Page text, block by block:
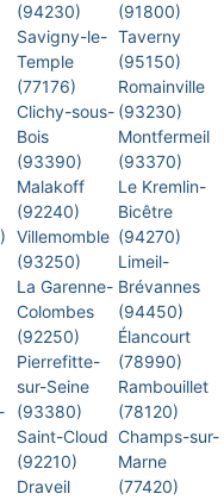
(94230)
Savigny-le-
Temple
(77176)
Clichy-sous-
Bois
(93390)
Malakoff
(92240)
Villemomble
(93250)
La Garenne-
Colombes
(92250)
Pierrefitte-
sur-Seine
(93380)
Saint-Cloud
(92210)
Draveil
(91800)
Taverny
(95150)
Romainville
(93230)
Montfermeil
(93370)
Le Kremlin-
Bicêtre
(94270)
Limeil-
Brévannes
(94450)
Élancourt
(78990)
Rambouillet
(78120)
Champs-sur-
Marne
(77420)